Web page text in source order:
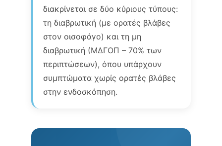
διακρίνεται σε δύο κύριους τύπους:
τη διαβρωτική (με ορατές βλάβες
στον οισοφάγο) και τη μη
διαβρωτική (ΜΔΓΟΠ – 70% των
περιπτώσεων), όπου υπάρχουν
συμπτώματα χωρίς ορατές βλάβες
στην ενδοσκόπηση.